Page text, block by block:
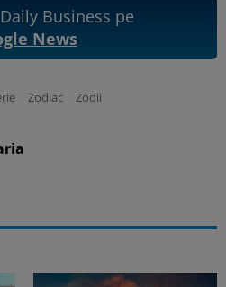
Business pe
News
Zodiac Zodii